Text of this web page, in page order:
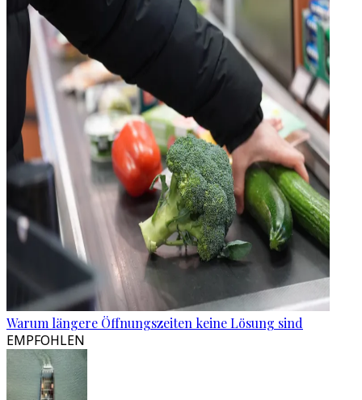
Warum längere Öffnungszeiten keine Lösung sind
EMPFOHLEN